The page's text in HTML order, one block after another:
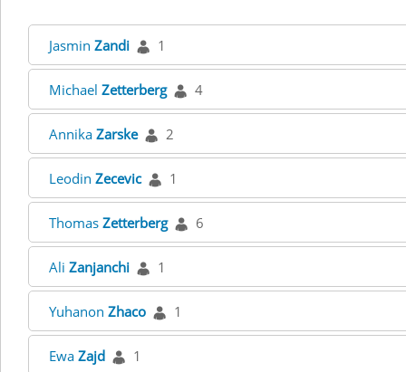
Jasmin Zandi 1
Michael Zetterberg 4
Annika Zarske 2
Leodin Zecevic 1
Thomas Zetterberg 6
Ali Zanjanchi 1
Yuhanon Zhaco 1
Ewa Zajd 1